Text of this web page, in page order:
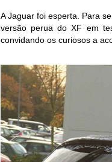
A Jaguar foi esperta. Para
versão perua do XF em
convidando os curiosos a